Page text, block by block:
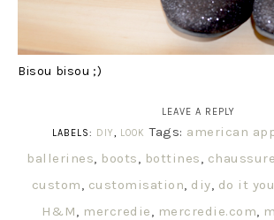
Bisou bisou ;)
LEAVE A REPLY
LABELS:
DIY, LOOK Tags: american
ballerines, boots, bottines,
custom, customisation, diy, do it
H&M, mercredie, mercredie.com,